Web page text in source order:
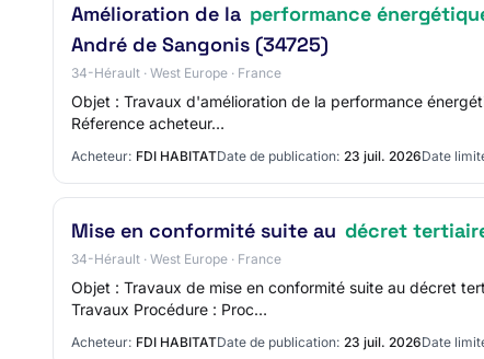
Amélioration de la performance
André de Sangonis (34725)
34-Hérault · West Europe · France
Objet : Travaux d'amélioration de la performance
Réference acheteur…
Acheteur: FDI HABITATDate de publication: 23 juil. 2026Date
Mise en conformité suite au décret
34-Hérault · West Europe · France
Objet : Travaux de mise en conformité suite au décret
Travaux Procédure : Proc…
Acheteur: FDI HABITATDate de publication: 23 juil. 2026Date